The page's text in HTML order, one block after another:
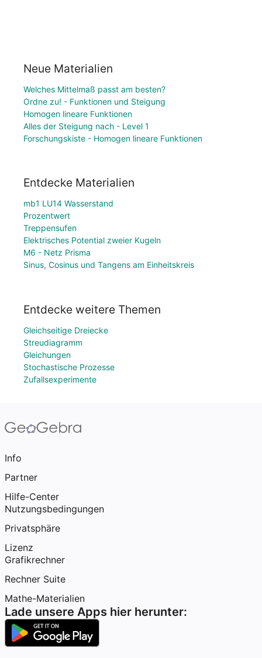
Neue Materialien
Welches Mittelmaß passt am besten?
Ordne zu! - Funktionen und Steigung
Homogen lineare Funktionen
Alles der Steigung nach - Level 1
Forschungskiste - Homogen lineare Funktionen
Entdecke Materialien
mb1 LU14 Wasserstand
Prozentwert
Treppensufen
Elektrisches Potential zweier Kugeln
M6 - Netz Prisma
Sinus, Cosinus und Tangens am Einheitskreis
Entdecke weitere Themen
Gleichseitige Dreiecke
Streudiagramm
Gleichungen
Stochastische Prozesse
Zufallsexperimente
Info
Partner
Hilfe-Center
Nutzungsbedingungen
Privatsphäre
Lizenz
Grafikrechner
Rechner Suite
Mathe-Materialien
Lade unsere Apps hier herunter: